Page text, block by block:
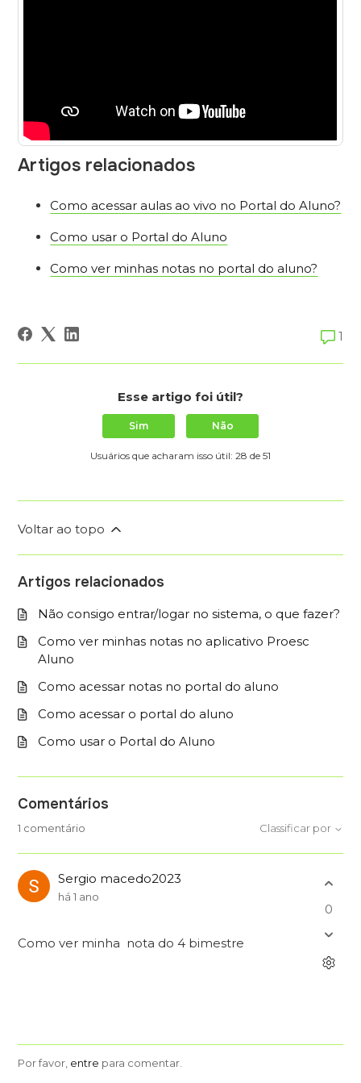
Artigos relacionados
Como acessar aulas ao vivo no Portal do Aluno?
Como usar o Portal do Aluno
Como ver minhas notas no portal do aluno?
1
Esse artigo foi útil?
Sim Não
Usuários que acharam isso útil: 28 de 51
Voltar ao topo
Artigos relacionados
Não consigo entrar/logar no sistema, o que fazer?
Como ver minhas notas no aplicativo Proesc
Aluno
Como acessar notas no portal do aluno
Como acessar o portal do aluno
Como usar o Portal do Aluno
Comentários
1 comentário Classificar por
Sergio macedo2023
há 1 ano
Como ver minha nota do 4 bimestre
0
Por favor, entre para comentar.